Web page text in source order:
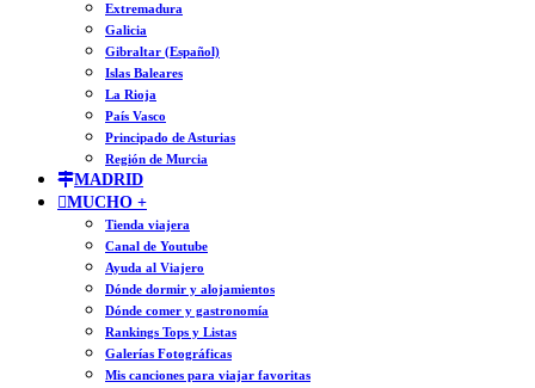
Extremadura
Galicia
Gibraltar (Español)
Islas Baleares
La Rioja
País Vasco
Principado de Asturias
Región de Murcia
MADRID
MUCHO +
Tienda viajera
Canal de Youtube
Ayuda al Viajero
Dónde dormir y alojamientos
Dónde comer y gastronomía
Rankings Tops y Listas
Galerías Fotográficas
Mis canciones para viajar favoritas